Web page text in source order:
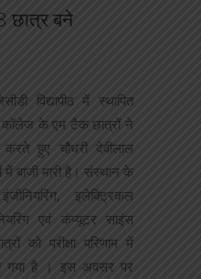
बने
विद्यापीठ में स्थापित
कॉलेज के एम टैक छात्रों ने
हुए चौधरी देवीलाल
में बाजी मारी है। संस्थान के
इलेक्ट्रिकल
एवं कंप्यूटर साइंस
को परीक्षा परिणाम में
गया है । इस अवसर पर